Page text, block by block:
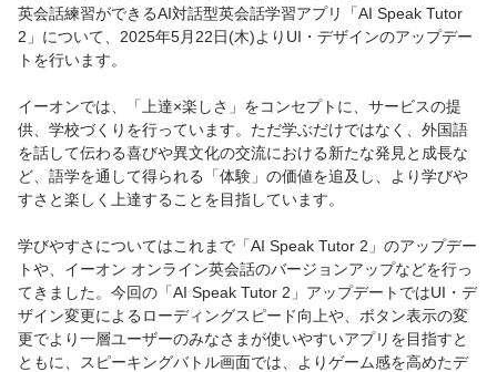
英会話練習ができるAI対話型英会話学習アプリ「AI Speak Tutor
2」について、2025年5月22日(木)よりUI・デザインのアップデー
トを行います。
イーオンでは、「上達×楽しさ」をコンセプトに、サービスの提
供、学校づくりを行っています。ただ学ぶだけではなく、外国語
を話して伝わる喜びや異文化の交流における新たな発見と成長な
ど、語学を通して得られる「体験」の価値を追及し、より学びや
すさと楽しく上達することを目指しています。
学びやすさについてはこれまで「AI Speak Tutor 2」のアップデー
トや、イーオン オンライン英会話のバージョンアップなどを行っ
てきました。今回の「AI Speak Tutor 2」アップデートではUI・デ
ザイン変更によるローディングスピード向上や、ボタン表示の変
更でより一層ユーザーのみなさまが使いやすいアプリを目指すと
ともに、スピーキングバトル画面では、よりゲーム感を高めたデ